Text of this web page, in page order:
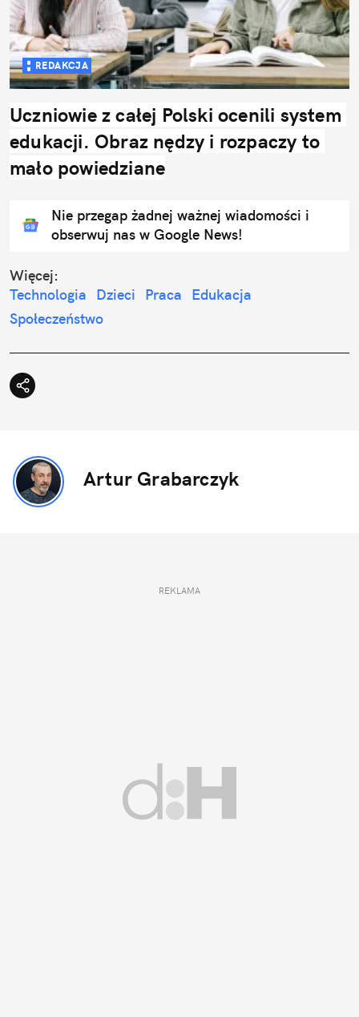
REDAKCJA
Uczniowie z całej Polski ocenili system
edukacji. Obraz nędzy i rozpaczy to
mało powiedziane
Nie przegap żadnej ważnej wiadomości i
obserwuj nas w Google News!
Więcej:
Technologia
Dzieci Praca
Edukacja
Społeczeństwo
Artur Grabarczyk
REKLAMA